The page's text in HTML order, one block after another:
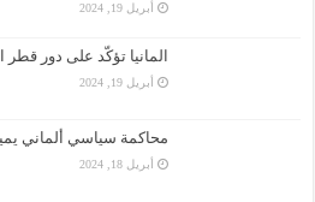
أبريل 19, 2024
المانيا تؤكّد على دور
أبريل 19, 2024
محاكمة سياسي ألماني
أبريل 18, 2024